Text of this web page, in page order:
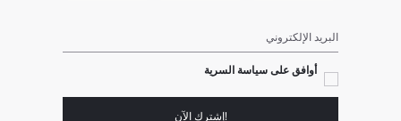
البريد الإلكتروني
أوافق على سياسة السرية
!إشترك الآن